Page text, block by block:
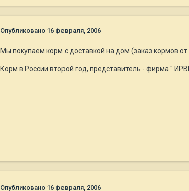
Опубликовано 16 февраля, 2006
Мы покупаем корм с доставкой на дом (заказ кормов
Корм в России второй год, представитель - фирма "
Опубликовано 16 февраля, 2006